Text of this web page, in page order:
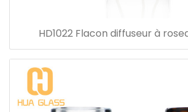
HD1022 Flacon diffuseur à